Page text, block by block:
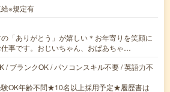
※規定有
「ありがとう」が嬉しい＊お年寄りを笑顔に
事です。おじいちゃん、おばあちゃ…
/ ブランクOK / パソコンスキル不要 / 英語力不
験OK年齢不問★10名以上採用予定★履歴書は